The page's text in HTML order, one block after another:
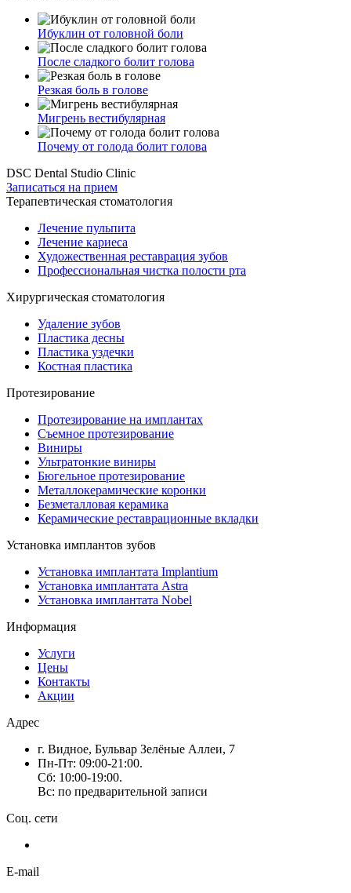
Ибуклин от головной боли
После сладкого болит голова
Резкая боль в голове
Мигрень вестибулярная
Почему от голода болит голова
DSC Dental Studio Clinic
Записаться на прием
Терапевтическая стоматология
Лечение пульпита
Лечение кариеса
Художественная реставрация зубов
Профессиональная чистка полости рта
Хирургическая стоматология
Удаление зубов
Пластика десны
Пластика уздечки
Костная пластика
Протезирование
Протезирование на имплантах
Съемное протезирование
Виниры
Ультратонкие виниры
Бюгельное протезирование
Металлокерамические коронки
Безметалловая керамика
Керамические реставрационные вкладки
Установка имплантов зубов
Установка имплантата Implantium
Установка имплантата Astra
Установка имплантата Nobel
Информация
Услуги
Цены
Контакты
Акции
Адрес
г. Видное, Бульвар Зелёные Аллеи, 7
Пн-Пт: 09:00-21:00.
Сб: 10:00-19:00.
Вс: по предварительной записи
Соц. сети
E-mail